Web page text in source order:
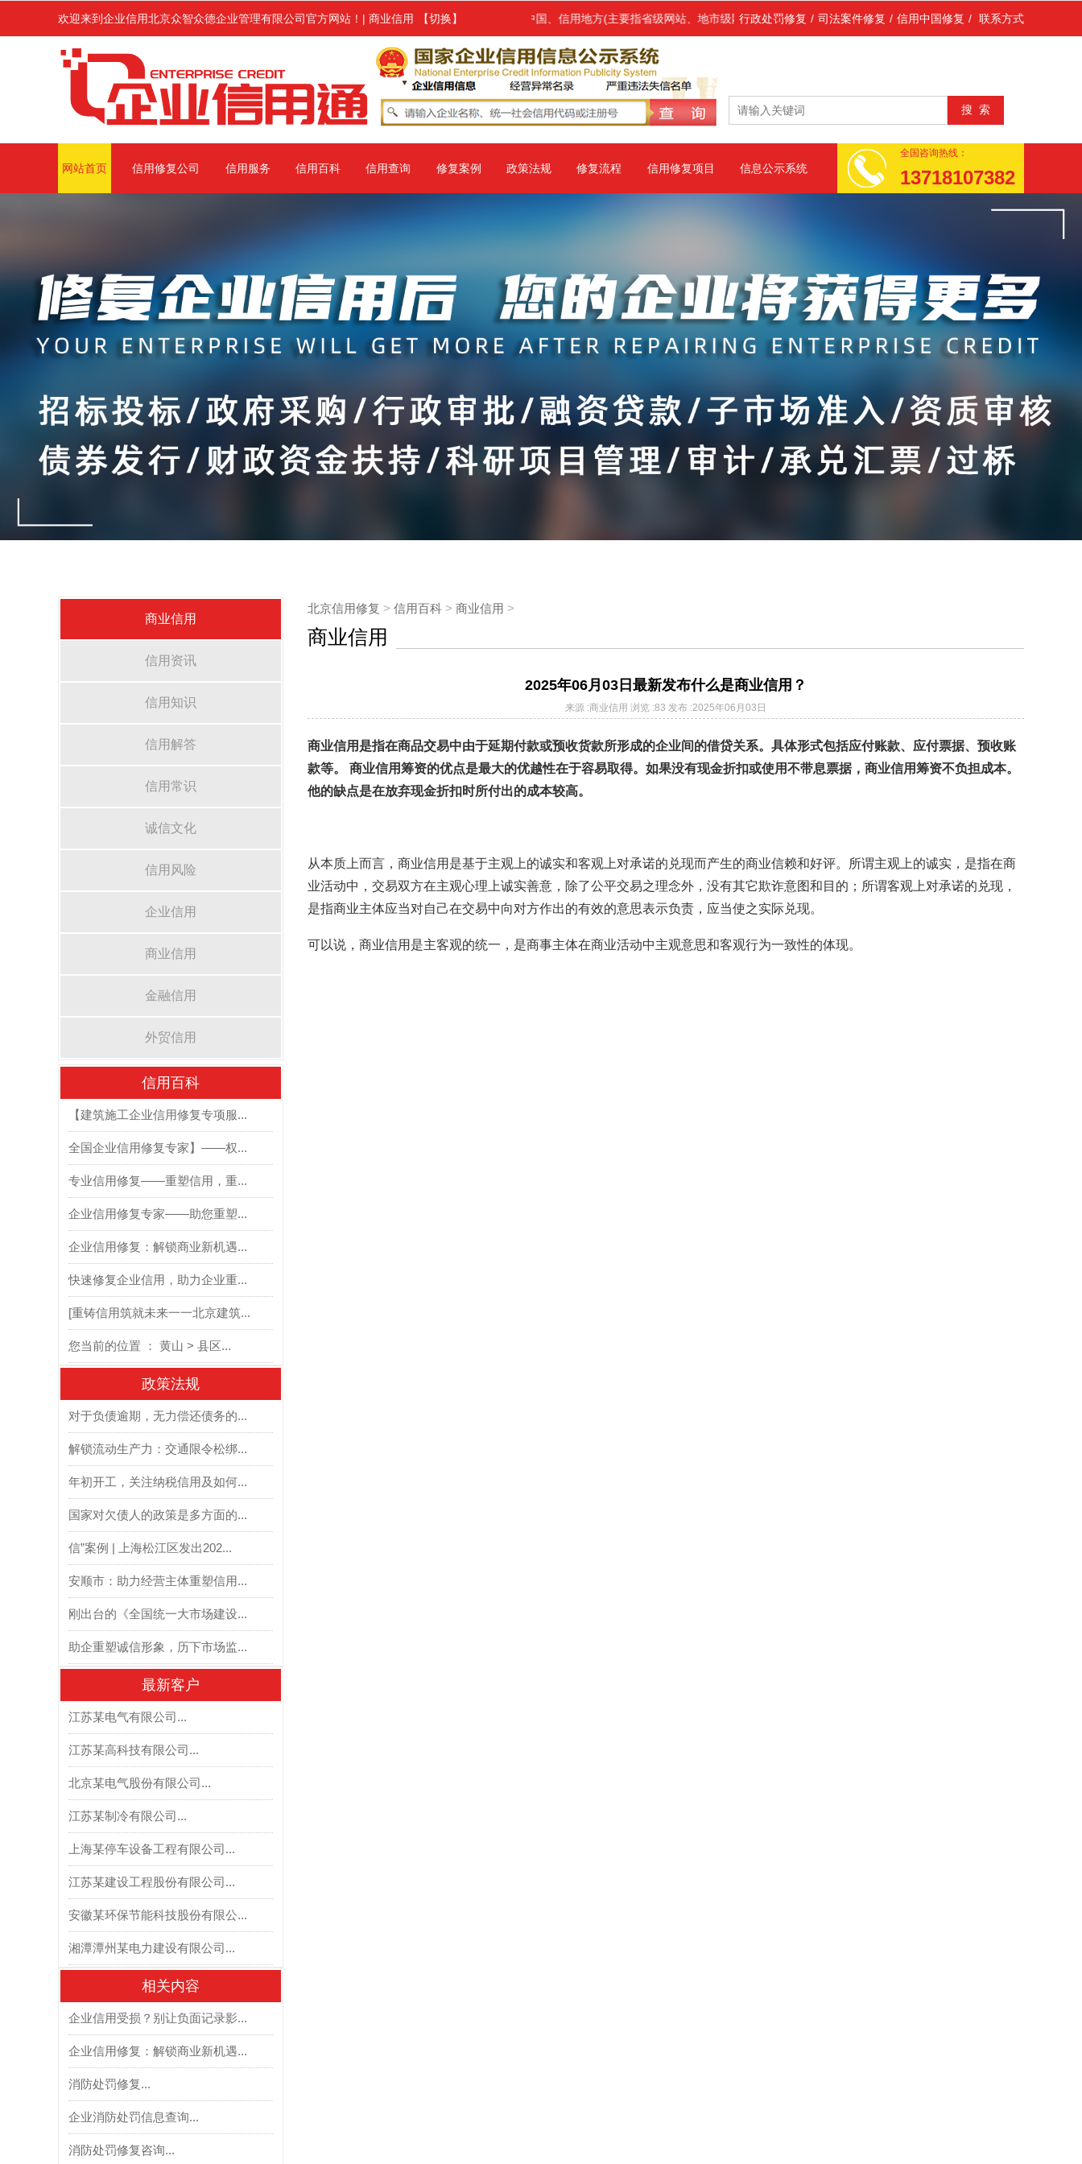
欢迎来到企业信用北京众智众德企业管理有限公司官方网站！ | 商业信用 【切换】
受到上级主管部门行政处罚或环保处罚的各类企业进行企业信用修复服务,修复范围涉及信用中国、信用地方(主要指省级网站、地市级网站)、国家企业信用信息公示系统(简称公示系统)、中国市场监管行政处罚
行政处罚修复 / 司法案件修复 / 信用中国修复 / 联系方式
网站首页 信用修复公司 信用服务 信用百科 信用查询 修复案例 政策法规 修复流程 信用修复项目 信息公示系统
全国咨询热线：
13718107382
商业信用
信用资讯
信用知识
信用解答
信用常识
诚信文化
信用风险
企业信用
商业信用
金融信用
外贸信用
信用百科
【建筑施工企业信用修复专项服...
全国企业信用修复专家】——权...
专业信用修复——重塑信用，重...
企业信用修复专家——助您重塑...
企业信用修复：解锁商业新机遇...
快速修复企业信用，助力企业重...
[重铸信用筑就未来一一北京建筑...
您当前的位置 ： 黄山 > 县区...
政策法规
对于负债逾期，无力偿还债务的...
解锁流动生产力：交通限令松绑...
年初开工，关注纳税信用及如何...
国家对欠债人的政策是多方面的...
信”案例 | 上海松江区发出202...
安顺市：助力经营主体重塑信用...
刚出台的《全国统一大市场建设...
助企重塑诚信形象，历下市场监...
最新客户
江苏某电气有限公司...
江苏某高科技有限公司...
北京某电气股份有限公司...
江苏某制冷有限公司...
上海某停车设备工程有限公司...
江苏某建设工程股份有限公司...
安徽某环保节能科技股份有限公...
湘潭潭州某电力建设有限公司...
相关内容
企业信用受损？别让负面记录影...
企业信用修复：解锁商业新机遇...
消防处罚修复...
企业消防处罚信息查询...
消防处罚修复咨询...
北京信用修复 > 信用百科 > 商业信用 >
商业信用
2025年06月03日最新发布什么是商业信用？
来源 :商业信用 浏览 :83 发布 :2025年06月03日
商业信用是指在商品交易中由于延期付款或预收货款所形成的企业间的借贷关系。具体形式包括应付账款、应付票据、预收账
款等。 商业信用筹资的优点是最大的优越性在于容易取得。如果没有现金折扣或使用不带息票据，商业信用筹资不负担成本。
他的缺点是在放弃现金折扣时所付出的成本较高。
从本质上而言，商业信用是基于主观上的诚实和客观上对承诺的兑现而产生的商业信赖和好评。所谓主观上的诚实，是指在商
业活动中，交易双方在主观心理上诚实善意，除了公平交易之理念外，没有其它欺诈意图和目的；所谓客观上对承诺的兑现，
是指商业主体应当对自己在交易中向对方作出的有效的意思表示负责，应当使之实际兑现。
可以说，商业信用是主客观的统一，是商事主体在商业活动中主观意思和客观行为一致性的体现。